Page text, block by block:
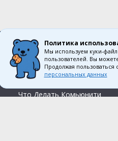
О компании
Вакансии
О нас
Контакты
Что Делать Комьюнити
Политика
Мы используем куки-
пользователей. Вы
Продолжая
персональных данных